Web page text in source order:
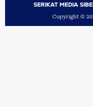
SERIKAT MEDIA
Copyright ©